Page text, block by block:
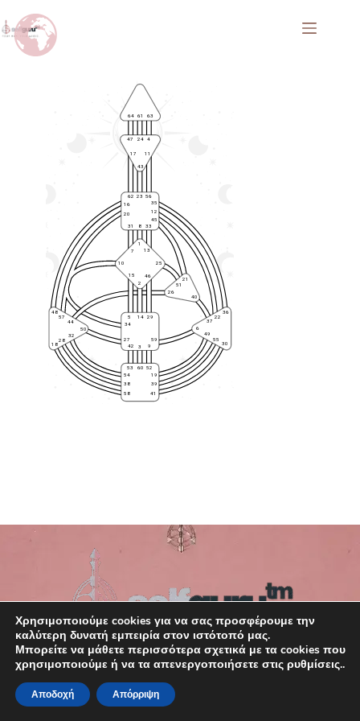
36
22
37
6
49
55
30
21
26
51
40
50
32
28
18
48
57
44
60
58 41
39
19
52
53
54
38
14 29
5
34
27
42 9
3
59
1
7
13
25
10
15
2
46
8 33
31
20
16
62 23 56
35
12
45
24
47 4
17
43
11
64 61 63
Copyright © 2026 SelfGuru. Your Map. Your magic.
Χρησιμοποιούμε cookies για να σας προσφέρουμε την
καλύτερη δυνατή εμπειρία στον ιστότοπό μας.
Μπορείτε να μάθετε περισσότερα σχετικά με τα cookies που
χρησιμοποιούμε ή να τα απενεργοποιήσετε στις ρυθμίσεις..
Αποδοχή Απόρριψη